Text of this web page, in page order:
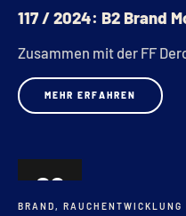
117 / 2024: B2 Brand
Zusammen mit der FF
MEHR ERFAHREN
09
JULI
BRAND, RAUCHENTWICKLUNG